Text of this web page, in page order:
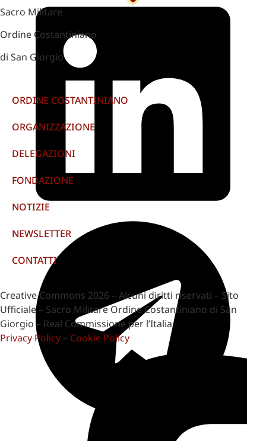
Sacro Militare
Ordine Costantiniano
di San Giorgio
ORDINE COSTANTINIANO
ORGANIZZAZIONE
DELEGAZIONI
FONDAZIONE
NOTIZIE
NEWSLETTER
CONTATTI
Creative Commons 2026 – Alcuni diritti riservati – Sito
Ufficiale – Sacro Militare Ordine Costantiniano di San
Giorgio – Real Commissione per l’Italia
Privacy Policy – Cookie Policy